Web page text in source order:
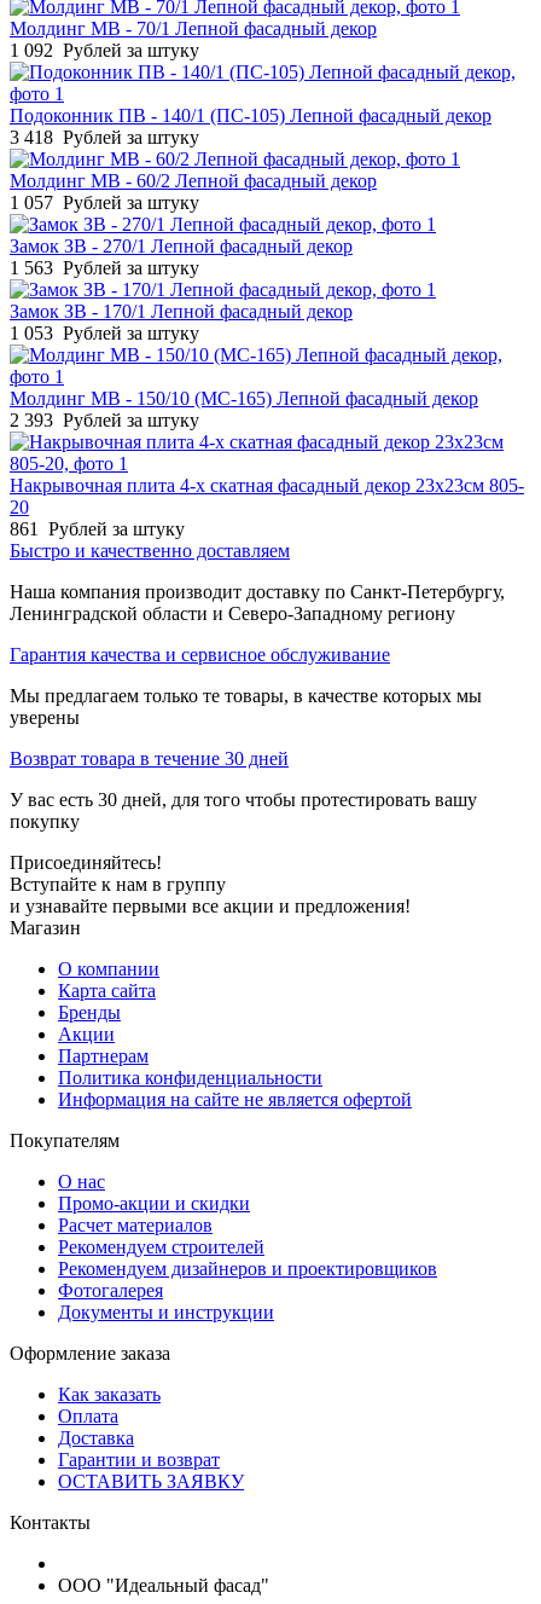
Молдинг МВ - 70/1 Лепной фасадный декор
1 092 Рублей за штуку
Подоконник ПВ - 140/1 (ПС-105) Лепной фасадный декор
3 418 Рублей за штуку
Молдинг МВ - 60/2 Лепной фасадный декор
1 057 Рублей за штуку
Замок ЗВ - 270/1 Лепной фасадный декор
1 563 Рублей за штуку
Замок ЗВ - 170/1 Лепной фасадный декор
1 053 Рублей за штуку
Молдинг МВ - 150/10 (МС-165) Лепной фасадный декор
2 393 Рублей за штуку
Накрывочная плита 4-х скатная фасадный декор 23х23см 805-
20
861
Рублей за штуку
Быстро и качественно доставляем
Наша компания производит доставку по Санкт-Петербургу,
Ленинградской области и Северо-Западному региону
Гарантия качества и сервисное обслуживание
Мы предлагаем только те товары, в качестве которых мы
уверены
Возврат товара в течение 30 дней
У вас есть 30 дней, для того чтобы протестировать вашу
покупку
Присоединяйтесь!
Вступайте к нам в группу
и узнавайте первыми все акции и предложения!
Магазин
О компании
Карта сайта
Бренды
Акции
Партнерам
Политика конфиденциальности
Информация на сайте не является офертой
Покупателям
О нас
Промо-акции и скидки
Расчет материалов
Рекомендуем строителей
Рекомендуем дизайнеров и проектировщиков
Фотогалерея
Документы и инструкции
Оформление заказа
Как заказать
Оплата
Доставка
Гарантии и возврат
ОСТАВИТЬ ЗАЯВКУ
Контакты
ООО "Идеальный фасад"